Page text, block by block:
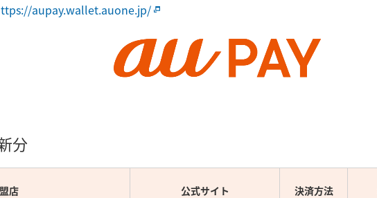
aupay.wallet.auone.jp/
分
店 公式サイト 決済方法